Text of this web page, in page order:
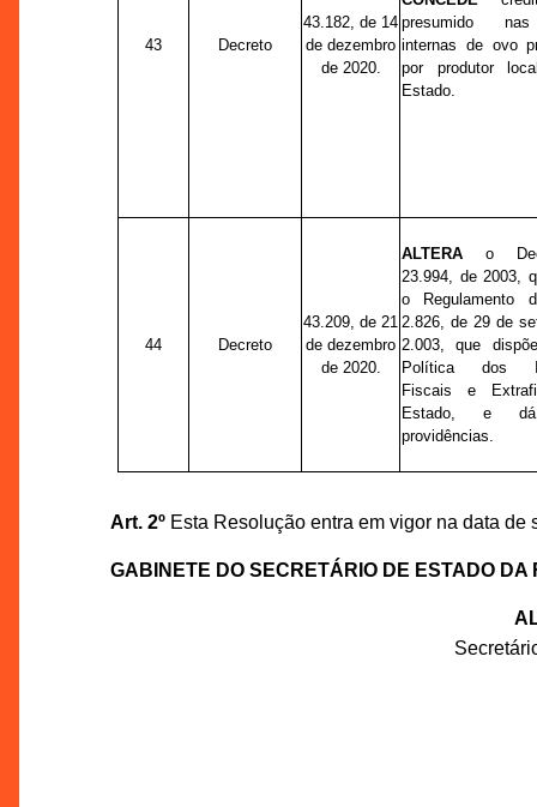
43 Decreto
43.182, de 14
de dezembro
de 2020.
presumido
internas de ovo
por produtor
Estado.
44 Decreto
43.209, de 21
de dezembro
de 2020.
ALTERA o
23.994, de 2003,
o Regulamento
2.826, de 29 de
2.003, que
Política dos
Fiscais e
Estado, e
providências.
Art. 2ºEsta Resolução entra em vigor na data de
GABINETE DO SECRETÁRIO DE ESTADO DA